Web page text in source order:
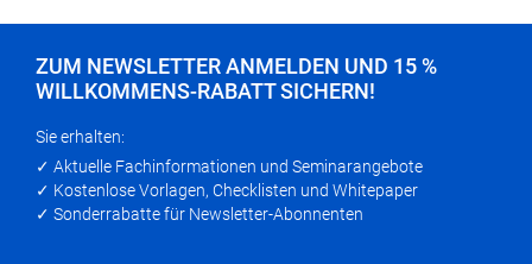
ZUM NEWSLETTER ANMELDEN UND 15 %
WILLKOMMENS-RABATT SICHERN!
Sie erhalten:
✓ Aktuelle Fachinformationen und Seminarangebote
✓ Kostenlose Vorlagen, Checklisten und Whitepaper
✓ Sonderrabatte für Newsletter-Abonnenten